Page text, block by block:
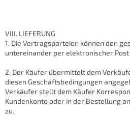
VIII. LIEFERUNG
1. Die Vertragsparteien können den
untereinander per elektronischer
2. Der Käufer übermittelt dem
diesen Geschäftsbedingungen
Verkäufer stellt dem Käufer
Kundenkonto oder in der Bestellung
zu.